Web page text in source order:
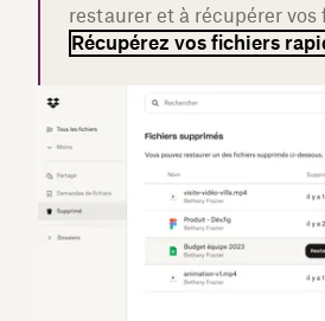
restaurer et à récupérer vos
Récupérez vos fichiers